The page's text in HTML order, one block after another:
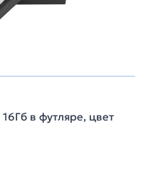
в футляре, цвет